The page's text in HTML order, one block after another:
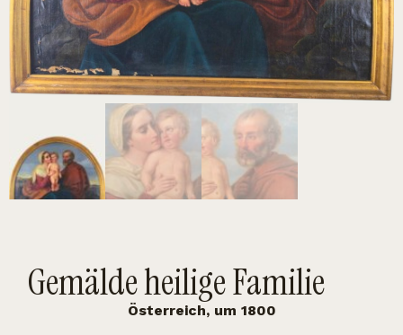
Gemälde heilige Familie
Österreich, um 1800